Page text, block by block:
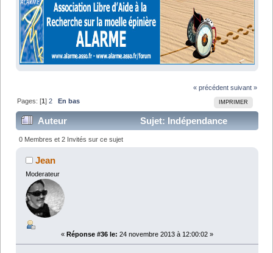
« précédent suivant »
IMPRIMER
Pages: [1]2 En bas
Auteur
Sujet: Indépendance
financière (Lu 45501 fois)
0 Membres et 2 Invités sur ce sujet
Jean
Moderateur
« Réponse #36 le: 24 novembre 2013 à 12:00:02 »